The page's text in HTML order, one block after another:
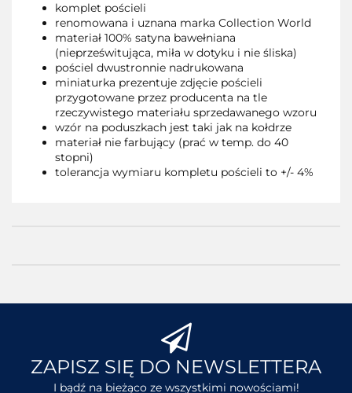
komplet pościeli
renomowana i uznana marka Collection World
materiał 100% satyna bawełniana
(nieprześwitująca, miła w dotyku i nie śliska)
pościel dwustronnie nadrukowana
miniaturka prezentuje zdjęcie pościeli
przygotowane przez producenta na tle
rzeczywistego materiału sprzedawanego wzoru
wzór na poduszkach jest taki jak na kołdrze
materiał nie farbujący (prać w temp. do 40
stopni)
tolerancja wymiaru kompletu pościeli to +/- 4%
ZAPISZ SIĘ DO NEWSLETTERA
I bądź na bieżąco ze wszystkimi nowościami!